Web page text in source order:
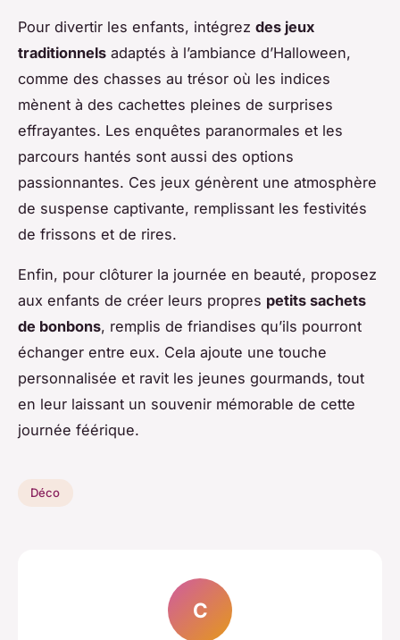
Pour divertir les enfants, intégrez des jeux
traditionnels adaptés à l’ambiance d’Halloween,
comme des chasses au trésor où les indices
mènent à des cachettes pleines de surprises
effrayantes. Les enquêtes paranormales et les
parcours hantés sont aussi des options
passionnantes. Ces jeux génèrent une atmosphère
de suspense captivante, remplissant les festivités
de frissons et de rires.
Enfin, pour clôturer la journée en beauté, proposez
aux enfants de créer leurs propres petits sachets
de bonbons, remplis de friandises qu’ils pourront
échanger entre eux. Cela ajoute une touche
personnalisée et ravit les jeunes gourmands, tout
en leur laissant un souvenir mémorable de cette
journée féérique.
Déco
C